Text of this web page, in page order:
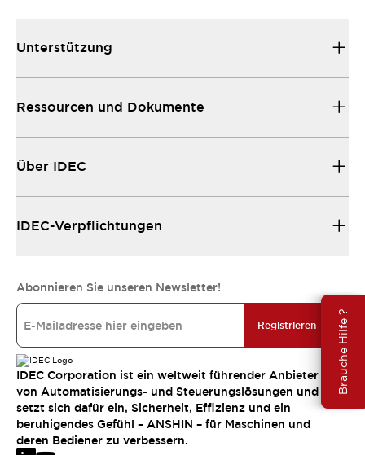
Brauche Hilfe ?
Unterstützung
Ressourcen und Dokumente
Über IDEC
IDEC-Verpflichtungen
Abonnieren Sie unseren Newsletter!
Registrieren
IDEC Corporation ist ein weltweit führender Anbieter
von Automatisierungs- und Steuerungslösungen und
setzt sich dafür ein, Sicherheit, Effizienz und ein
beruhigendes Gefühl – ANSHIN – für Maschinen und
deren Bediener zu verbessern.